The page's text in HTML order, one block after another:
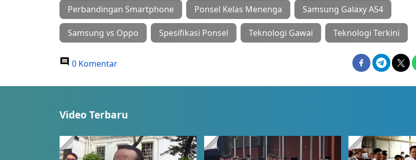
Perbandingan Smartphone Ponsel Kelas Menenga Samsung Galaxy A54
Samsung vs Oppo Spesifikasi Ponsel Teknologi Gawai Teknologi Terkini
0 Komentar
Video Terbaru